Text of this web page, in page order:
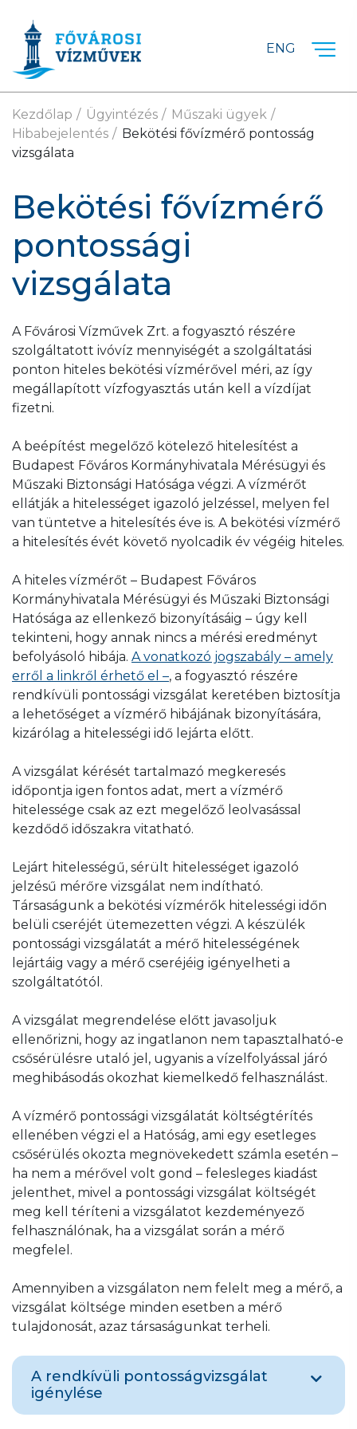
ENG
Kezdőlap Ügyintézés
Műszaki ügyek
Hibabejelentés
Bekötési fővízmérő pontosság
vizsgálata
Bekötési fővízmérő
pontossági
vizsgálata
A Fővárosi Vízművek Zrt. a fogyasztó részére
szolgáltatott ivóvíz mennyiségét a szolgáltatási
ponton hiteles bekötési vízmérővel méri, az így
megállapított vízfogyasztás után kell a vízdíjat
fizetni.
A beépítést megelőző kötelező hitelesítést a
Budapest Főváros Kormányhivatala Mérésügyi és
Műszaki Biztonsági Hatósága végzi. A vízmérőt
ellátják a hitelességet igazoló jelzéssel, melyen fel
van tüntetve a hitelesítés éve is. A bekötési vízmérő
a hitelesítés évét követő nyolcadik év végéig hiteles.
A hiteles vízmérőt – Budapest Főváros
Kormányhivatala Mérésügyi és Műszaki Biztonsági
Hatósága az ellenkező bizonyításáig – úgy kell
tekinteni, hogy annak nincs a mérési eredményt
befolyásoló hibája. A vonatkozó jogszabály – amely
erről a linkről érhető el –, a fogyasztó részére
rendkívüli pontossági vizsgálat keretében biztosítja
a lehetőséget a vízmérő hibájának bizonyítására,
kizárólag a hitelességi idő lejárta előtt.
A vizsgálat kérését tartalmazó megkeresés
időpontja igen fontos adat, mert a vízmérő
hitelessége csak az ezt megelőző leolvasással
kezdődő időszakra vitatható.
Lejárt hitelességű, sérült hitelességet igazoló
jelzésű mérőre vizsgálat nem indítható.
Társaságunk a bekötési vízmérők hitelességi időn
belüli cseréjét ütemezetten végzi. A készülék
pontossági vizsgálatát a mérő hitelességének
lejártáig vagy a mérő cseréjéig igényelheti a
szolgáltatótól.
A vizsgálat megrendelése előtt javasoljuk
ellenőrizni, hogy az ingatlanon nem tapasztalható-e
csősérülésre utaló jel, ugyanis a vízelfolyással járó
meghibásodás okozhat kiemelkedő felhasználást.
A vízmérő pontossági vizsgálatát költségtérítés
ellenében végzi el a Hatóság, ami egy esetleges
csősérülés okozta megnövekedett számla esetén –
ha nem a mérővel volt gond – felesleges kiadást
jelenthet, mivel a pontossági vizsgálat költségét
meg kell téríteni a vizsgálatot kezdeményező
felhasználónak, ha a vizsgálat során a mérő
megfelel.
Amennyiben a vizsgálaton nem felelt meg a mérő, a
vizsgálat költsége minden esetben a mérő
tulajdonosát, azaz társaságunkat terheli.
A rendkívüli pontosságvizsgálat
igénylése